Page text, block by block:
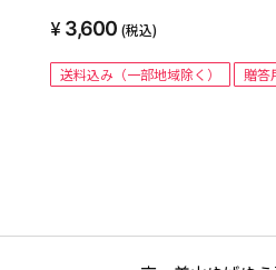
3,600 (税込)
送料込み（一部地域除く） 贈答